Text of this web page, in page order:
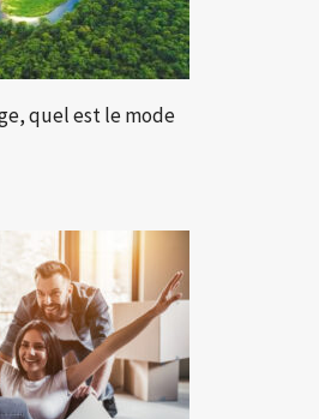
quel est le mode